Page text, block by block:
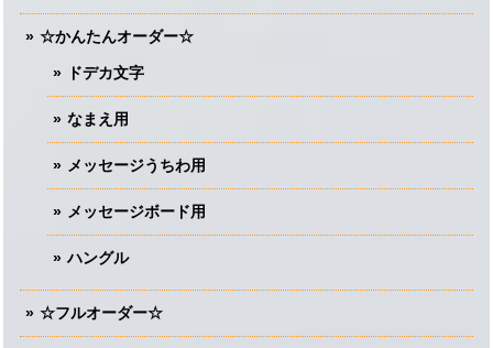
☆かんたんオーダー☆
ドデカ文字
なまえ用
メッセージうちわ用
メッセージボード用
ハングル
☆フルオーダー☆